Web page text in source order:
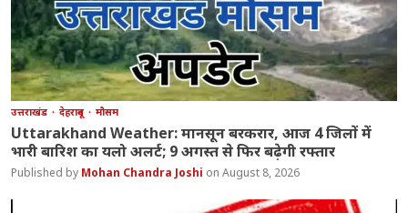
उत्तराखंड देहरादून मौसम
Uttarakhand Weather: मानसून बरकरार, आज 4 जिलों में
भारी बारिश का यलो अलर्ट; 9 अगस्त से फिर बढ़ेगी रफ्तार
Mohan Chandra Joshi August 8, 2026